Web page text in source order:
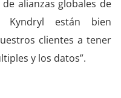
alianzas globales de
Kyndryl están bien
clientes a tener
y los datos”.